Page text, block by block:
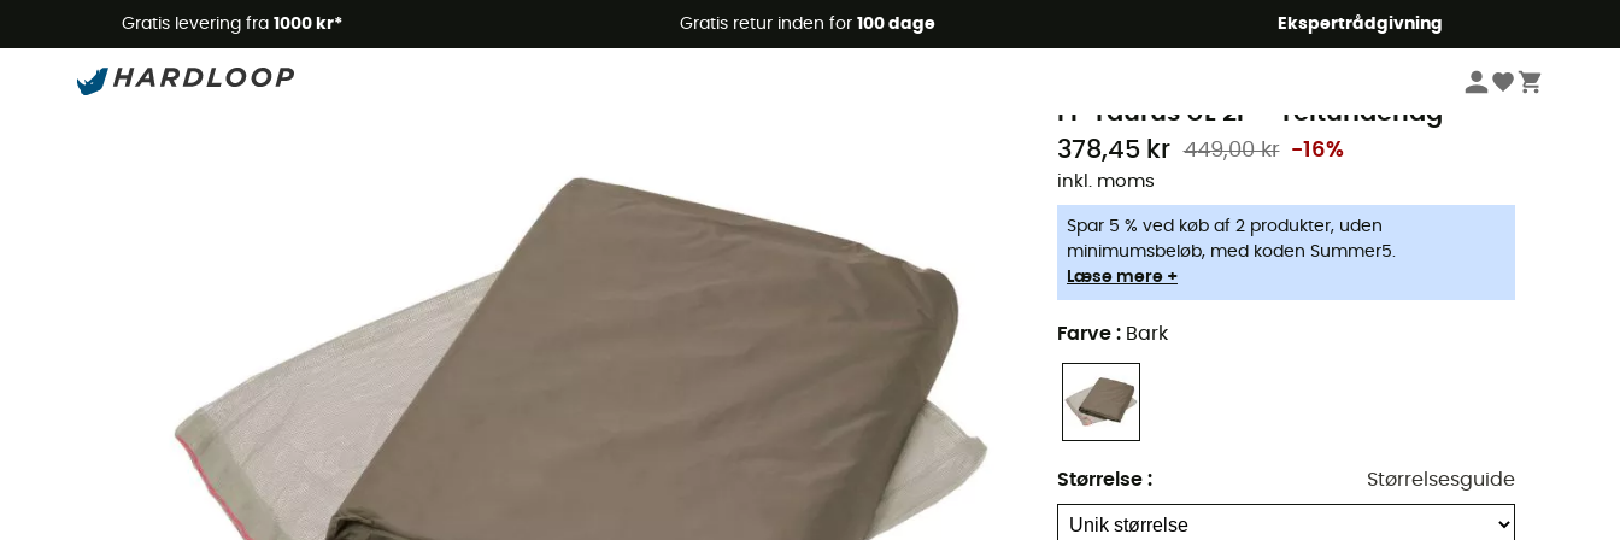
Gratis levering fra 1000 kr* Gratis retur inden for 100 dage Ekspertrådgivning
-5% Extra - Kode Summer5
Teltunderlag
FP Taurus UL 2P - Teltunderlag
378,45 kr 449,00 kr -16%
inkl. moms
Spar 5 % ved køb af 2 produkter, uden
minimumsbeløb, med koden Summer5.
Læse mere +
Farve : Bark
Størrelse : Størrelsesguide